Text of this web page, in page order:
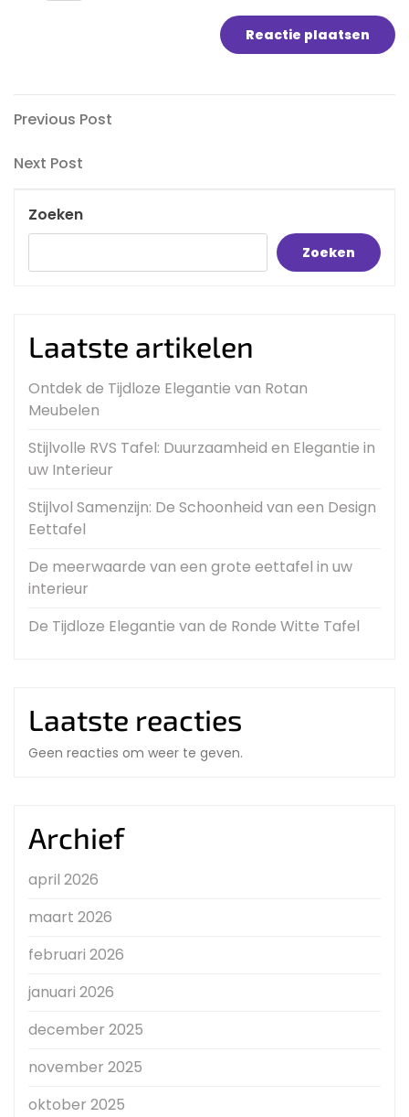
Bericht
navigatie
Previous
Previous Post
Next
Next Post
Zoeken
Zoeken
Laatste artikelen
Ontdek de Tijdloze Elegantie van Rotan
Meubelen
Stijlvolle RVS Tafel: Duurzaamheid en Elegantie in
uw Interieur
Stijlvol Samenzijn: De Schoonheid van een Design
Eettafel
De meerwaarde van een grote eettafel in uw
interieur
De Tijdloze Elegantie van de Ronde Witte Tafel
Laatste reacties
Geen reacties om weer te geven.
Archief
april 2026
maart 2026
februari 2026
januari 2026
december 2025
november 2025
oktober 2025